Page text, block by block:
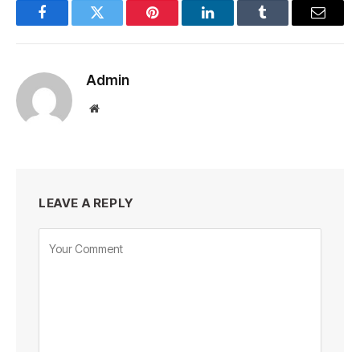
FacebookTwitter Pinterest LinkedInTumblr Email
Admin
Website
LEAVE A REPLY